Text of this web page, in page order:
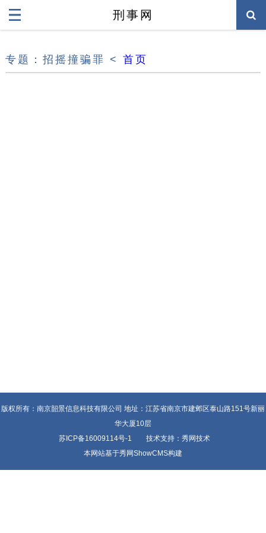
刑事网
专题：招摇撞骗罪 < 首页
版权所有：南京韶景信息科技有限公司 地址：江苏省南京市建邺区泰山路151号新丽
华大厦10层
苏ICP备16009114号-1
技术支持：秀网技术
本网站基于秀网ShowCMS构建